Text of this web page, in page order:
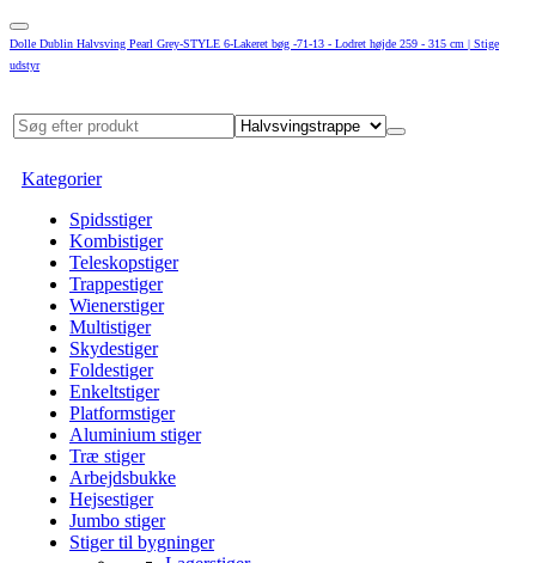
Dolle Dublin Halvsving Pearl Grey-STYLE 6-Lakeret bøg -71-13 - Lodret højde 259 - 315 cm | Stige
udstyr
Kategorier
Spidsstiger
Kombistiger
Teleskopstiger
Trappestiger
Wienerstiger
Multistiger
Skydestiger
Foldestiger
Enkeltstiger
Platformstiger
Aluminium stiger
Træ stiger
Arbejdsbukke
Hejsestiger
Jumbo stiger
Stiger til bygninger